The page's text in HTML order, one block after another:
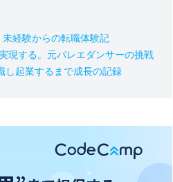
未経験からの転職体験記
現する。元バレエダンサーの挑戦
し起業するまで成長の記録